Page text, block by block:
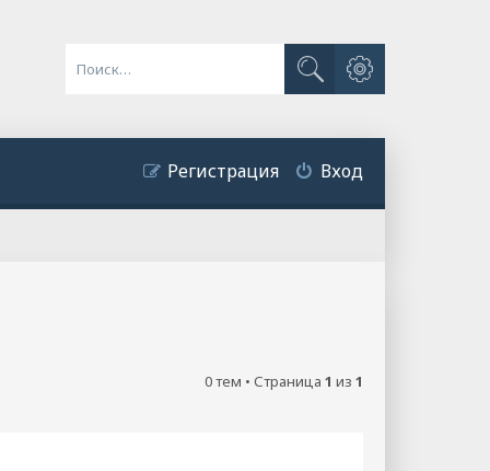
Поиск
Расширенный поиск
Вход
Регистрация
0 тем • Страница 1 из 1